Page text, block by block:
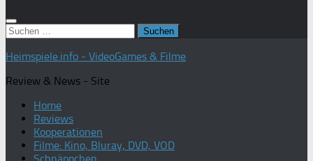
Suchen
nach:
Heimspiele.info - VideoGames & Filme
Review & News - Site
Home
Reviews
Kooperationen
Filme: Kino, Bluray, DVD, VOD